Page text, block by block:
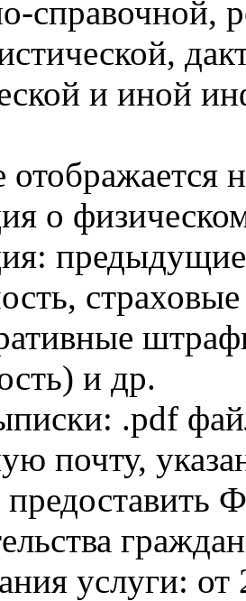
справочной,
и иной
о
и др.
.pdf
почту,
услуги: от